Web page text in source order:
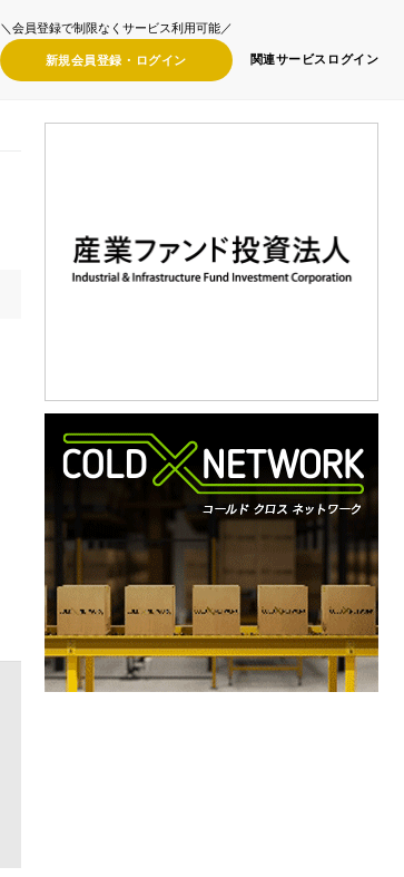
＼会員登録で制限なくサービス利用可能／
新規会員登録・ ログイン 関連サービス ログイン